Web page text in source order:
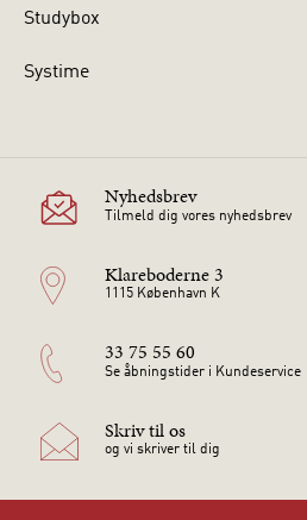
Studybox
Systime
Nyhedsbrev
Tilmeld dig vores nyhedsbrev
Klareboderne 3
1115 København K
33 75 55 60
Se åbningstider i Kundeservice
Skriv til os
og vi skriver til dig